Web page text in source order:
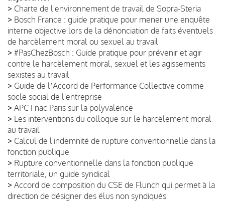
> Charte de l'environnement de travail de Sopra-Steria
> Bosch France : guide pratique pour mener une enquête
interne objective lors de la dénonciation de faits éventuels
de harcèlement moral ou sexuel au travail
> #PasChezBosch : Guide pratique pour prévenir et agir
contre le harcèlement moral, sexuel et les agissements
sexistes au travail
> Guide de lʼAccord de Performance Collective comme
socle social de l'entreprise
> APC Fnac Paris sur la polyvalence
> Les interventions du colloque sur le harcèlement moral
au travail
> Calcul de l'indemnité de rupture conventionnelle dans la
fonction publique
> Rupture conventionnelle dans la fonction publique
territoriale, un guide syndical
> Accord de composition du CSE de Flunch qui permet à la
direction de désigner des élus non syndiqués